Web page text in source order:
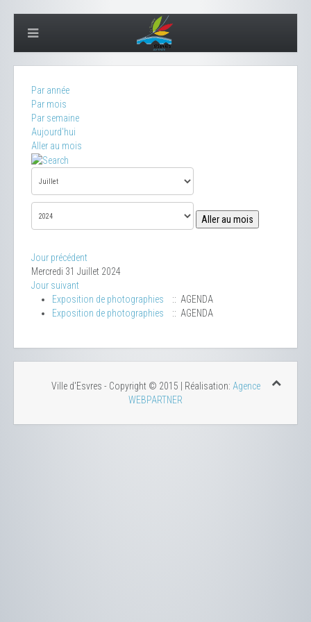
Par année
Par mois
Par semaine
Aujourd'hui
Aller au mois
Aller au mois
Jour précédent
Mercredi 31 Juillet 2024
Jour suivant
Exposition de photographies
:: AGENDA
Exposition de photographies
:: AGENDA
Ville d'Esvres - Copyright © 2015 | Réalisation: Agence
WEBPARTNER